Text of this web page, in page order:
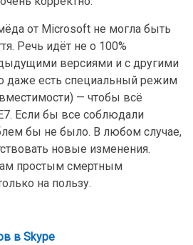
от Microsoft не могла быть
Речь идёт не о 100%
версиями и с другими
даже есть специальный режим
— чтобы всё
Если бы все соблюдали
бы не было. В любом случае,
новые изменения.
простым смертным
на пользу.
в Skype